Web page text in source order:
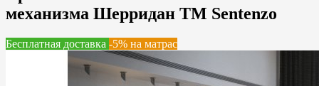
механизма Шерридан ТМ Sentenzo
Бесплатная доставка -5% на матрас